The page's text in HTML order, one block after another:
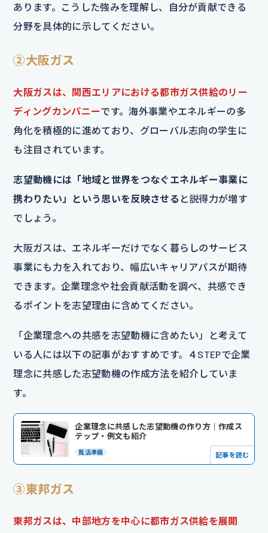
あります。こうした強みを理解し、自分が貢献できる
分野を具体的に示してください。
②大阪ガス
大阪ガスは、関西エリアにおける都市ガス供給のリー
ディングカンパニーです。海外事業やエネルギーの多
角化を積極的に進めており、グローバル志向の学生に
も注目されています。
志望動機には「地域と世界をつなぐエネルギー事業に
携わりたい」という思いを反映させる と説得力が増す
でしょう。
大阪ガスは、エネルギーだけでなく暮らしのサービス
事業にも力を入れており、幅広いキャリアパスが期待
できます。企業理念や社会貢献活動を調べ、共感でき
るポイントを志望理由に含めてください。
「企業理念への共感を志望動機に含めたい」と考えて
いる人には以下の記事がおすすめです。４STEPで企業
理念に共感した志望動機の作成方法を紹介していま
す。
企業理念に共感した志望動機の作り方｜作成ス
テップ・例文も紹介
就活準備 記事を読む
③東邦ガス
東邦ガスは、中部地方を中心に都市ガス供給を展開